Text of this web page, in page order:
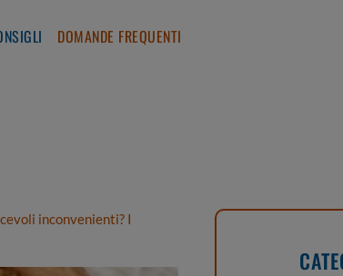
DOMANDE FREQUENTI
inconvenienti? I